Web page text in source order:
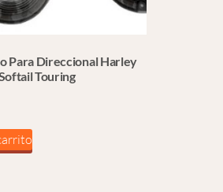
Para Direccional Harley
Touring